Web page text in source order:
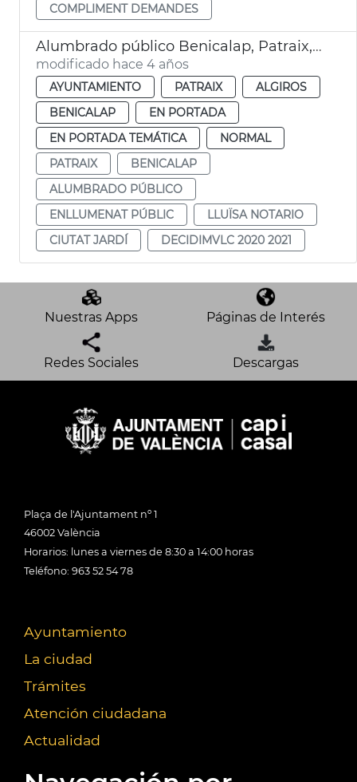
COMPLIMENT DEMANDES
Alumbrado público Benicalap, Patraix, Camins al Grau y Ciutat Jardí
modificado hace 4 años
AYUNTAMIENTO PATRAIX
ALGIROS
BENICALAP
EN PORTADA
EN PORTADA TEMÁTICA
NORMAL
PATRAIX
BENICALAP
ALUMBRADO PÚBLICO
ENLLUMENAT PÚBLIC
LLUÏSA NOTARIO
CIUTAT JARDÍ
DECIDIMVLC 2020 2021
Nuestras Apps Páginas de Interés
Redes Sociales Descargas
Plaça de l'Ajuntament nº 1
46002 València
Horarios: lunes a viernes de 8:30 a 14:00 horas
Teléfono: 963 52 54 78
Ayuntamiento
La ciudad
Trámites
Atención ciudadana
Actualidad